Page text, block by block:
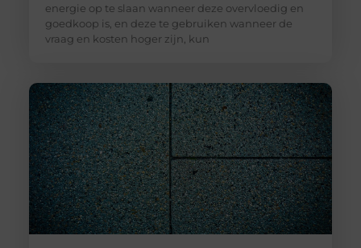
energie op te slaan wanneer deze overvloedig en
goedkoop is, en deze te gebruiken wanneer de
vraag en kosten hoger zijn, kun